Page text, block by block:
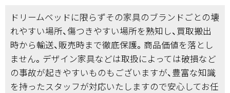
ドリームベッドに限らずその家具のブランドごとの壊
れやすい場所、傷つきやすい場所を熟知し、買取搬出
時から輸送、販売時まで徹底保護。商品価値を落とし
ません。デザイン家具などは取扱によっては破損など
の事故が起きやすいものもございますが、豊富な知識
を持ったスタッフが対応いたしますので安心してお任